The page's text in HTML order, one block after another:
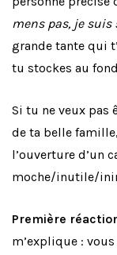
mens pas, je suis
grande tante qui
tu stockes au
Si tu ne veux pas
de ta belle
l’ouverture d’un
moche/inutile/
Première
m’explique :